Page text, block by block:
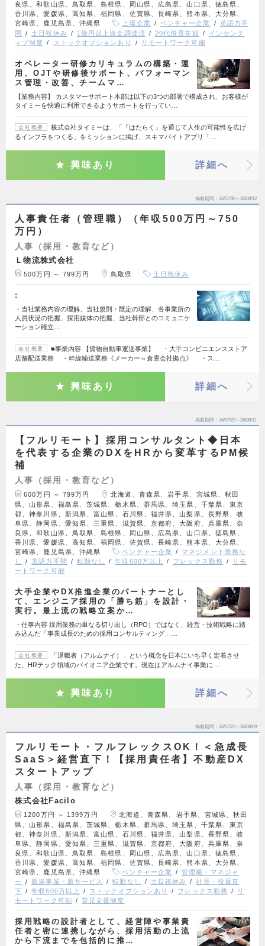
良県、和歌山県、鳥取県、島根県、岡山県、広島県、山口県、徳島県、
香川県、愛媛県、高知県、福岡県、佐賀県、長崎県、熊本県、大分県、
宮崎県、鹿児島県、沖縄県
上場企業 ベンチャー企業
英語力不
問
土日祝休み 1億円以上資金調達済 20代役員在籍
インセンテ
ィブ制度
ストックオプションあり リモートワーク可能
オペレーター研修カリキュラムの構築・運
用、OJTや研修後サポート、パフォーマン
ス管理・改善、チームマ…
【業務内容】 カスタマーサポート本部は以下の3つの部署で構成され、お客様が
タイミーを快適に利用できるようサポートを行ってい…
会社概要
株式会社タイミーは、「『はたらく』を通じて人生の可能性を広げ
るインフラをつくる」をミッションに掲げ、スキマバイトアプリ「…
興味あり 詳細へ
掲載期間 26/07/30～26/08/12
人事責任者（管理職）（年収500万円～750
万円）
人事（採用・教育など）
Ｌ物流株式会社
500万円 ～ 799万円 鳥取県 土日祝休み
:
・当社業務内容の理解、当社規則・既定の理解、各事業所の
人員状況の把握、採用媒体の把握、当社幹部とのコミュニケ
ーション確立…
会社概要
■事業内容 【貨物自動車運送事業】 ・大手コンビニエンスストア
店舗配送業務 ・幹線輸送業務《メーカー⇔倉庫会社拠点》 ・ス…
興味あり 詳細へ
掲載期間 26/07/29～26/08/11
【フルリモート】採用コンサルタント◆日本
を代表する企業のDXをHRから変革するPM候
補
人事（採用・教育など）
600万円 ～ 799万円
北海道、青森県、岩手県、宮城県、秋田
県、山形県、福島県、茨城県、栃木県、群馬県、埼玉県、千葉県、東京
都、神奈川県、新潟県、富山県、石川県、福井県、山梨県、長野県、岐
阜県、静岡県、愛知県、三重県、滋賀県、京都府、大阪府、兵庫県、奈
良県、和歌山県、鳥取県、島根県、岡山県、広島県、山口県、徳島県、
香川県、愛媛県、高知県、福岡県、佐賀県、長崎県、熊本県、大分県、
宮崎県、鹿児島県、沖縄県
ベンチャー企業
マネジメント業務な
し
英語力不問 転勤なし 年収600万以上 フレックス勤務
リモ
ートワーク可能
大手企業やDX推進企業のパートナーとし
て、エンジニア採用の「勝ち筋」を設計・
実行。最上流の戦略立案か…
・仕事内容 採用業務の単なる切り出し（RPO）ではなく、経営・技術戦略に踏
み込んだ「事業成長のための採用コンサルティング」…
会社概要
「退職者（アルムナイ）」という概念を日本にいち早く定着させ
た、HRテック領域のパイオニア企業です。現在はアルムナイ事業に…
興味あり 詳細へ
掲載期間 26/07/27～26/08/09
フルリモート・フルフレックスOK！＜急成長
SaaS＞経営直下！【採用責任者】不動産DX
スタートアップ
人事（採用・教育など）
株式会社Facilo
1200万円 ～ 1399万円
北海道、青森県、岩手県、宮城県、秋田
県、山形県、福島県、茨城県、栃木県、群馬県、埼玉県、千葉県、東京
都、神奈川県、新潟県、富山県、石川県、福井県、山梨県、長野県、岐
阜県、静岡県、愛知県、三重県、滋賀県、京都府、大阪府、兵庫県、奈
良県、和歌山県、鳥取県、島根県、岡山県、広島県、山口県、徳島県、
香川県、愛媛県、高知県、福岡県、佐賀県、長崎県、熊本県、大分県、
宮崎県、鹿児島県、沖縄県
ベンチャー企業
管理職・マネジャ
ー
新規事業・新サービス 転勤なし 土日祝休み
社長・役員直
下
年収600万以上 ストックオプションあり フレックス勤務
リ
モートワーク可能
育児支援制度
採用戦略の設計者として、経営陣や事業責
任者と密に連携しながら、採用活動の上流
から下流までを包括的に推…